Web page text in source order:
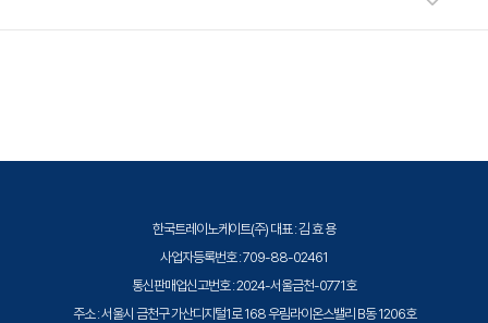
한국트레이노케이트(주) 대표 : 김 효 용
사업자등록번호 : 709-88-02461
통신판매업신고번호 : 2024-서울금천-0771호
주소 : 서울시 금천구 가산디지털1로 168 우림라이온스밸리 B동 1206호